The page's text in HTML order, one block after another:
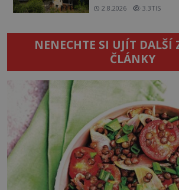
2.8.2026 3.3TIS
NENECHTE SI UJÍT DALŠÍ
ČLÁNKY